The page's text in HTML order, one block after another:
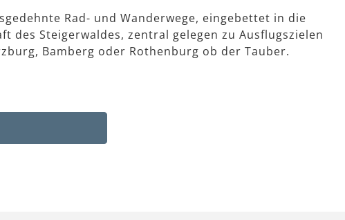
Rad- und Wanderwege, eingebettet in die
des Steigerwaldes, zentral gelegen zu Ausflugszielen
Bamberg oder Rothenburg ob der Tauber.